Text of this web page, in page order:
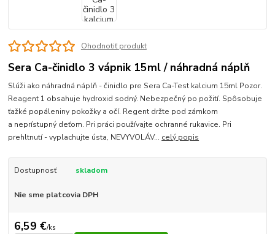
Ohodnotiť produkt
Sera Ca-činidlo 3 vápnik 15ml / náhradná náplň
Slúži ako náhradná náplň - činidlo pre Sera Ca-Test kalcium 15ml Pozor.
Reagent 1 obsahuje hydroxid sodný. Nebezpečný po požití. Spôsobuje
ťažké popáleniny pokožky a očí. Regent držte pod zámkom
a neprístupný deťom. Pri práci používajte ochranné rukavice. Pri
prehltnutí - vyplachujte ústa, NEVYVOLÁV... celý popis
Dostupnosť skladom
Nie sme platcovia DPH
6,59 €/ks